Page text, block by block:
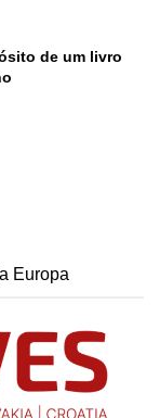
de um livro
Europa